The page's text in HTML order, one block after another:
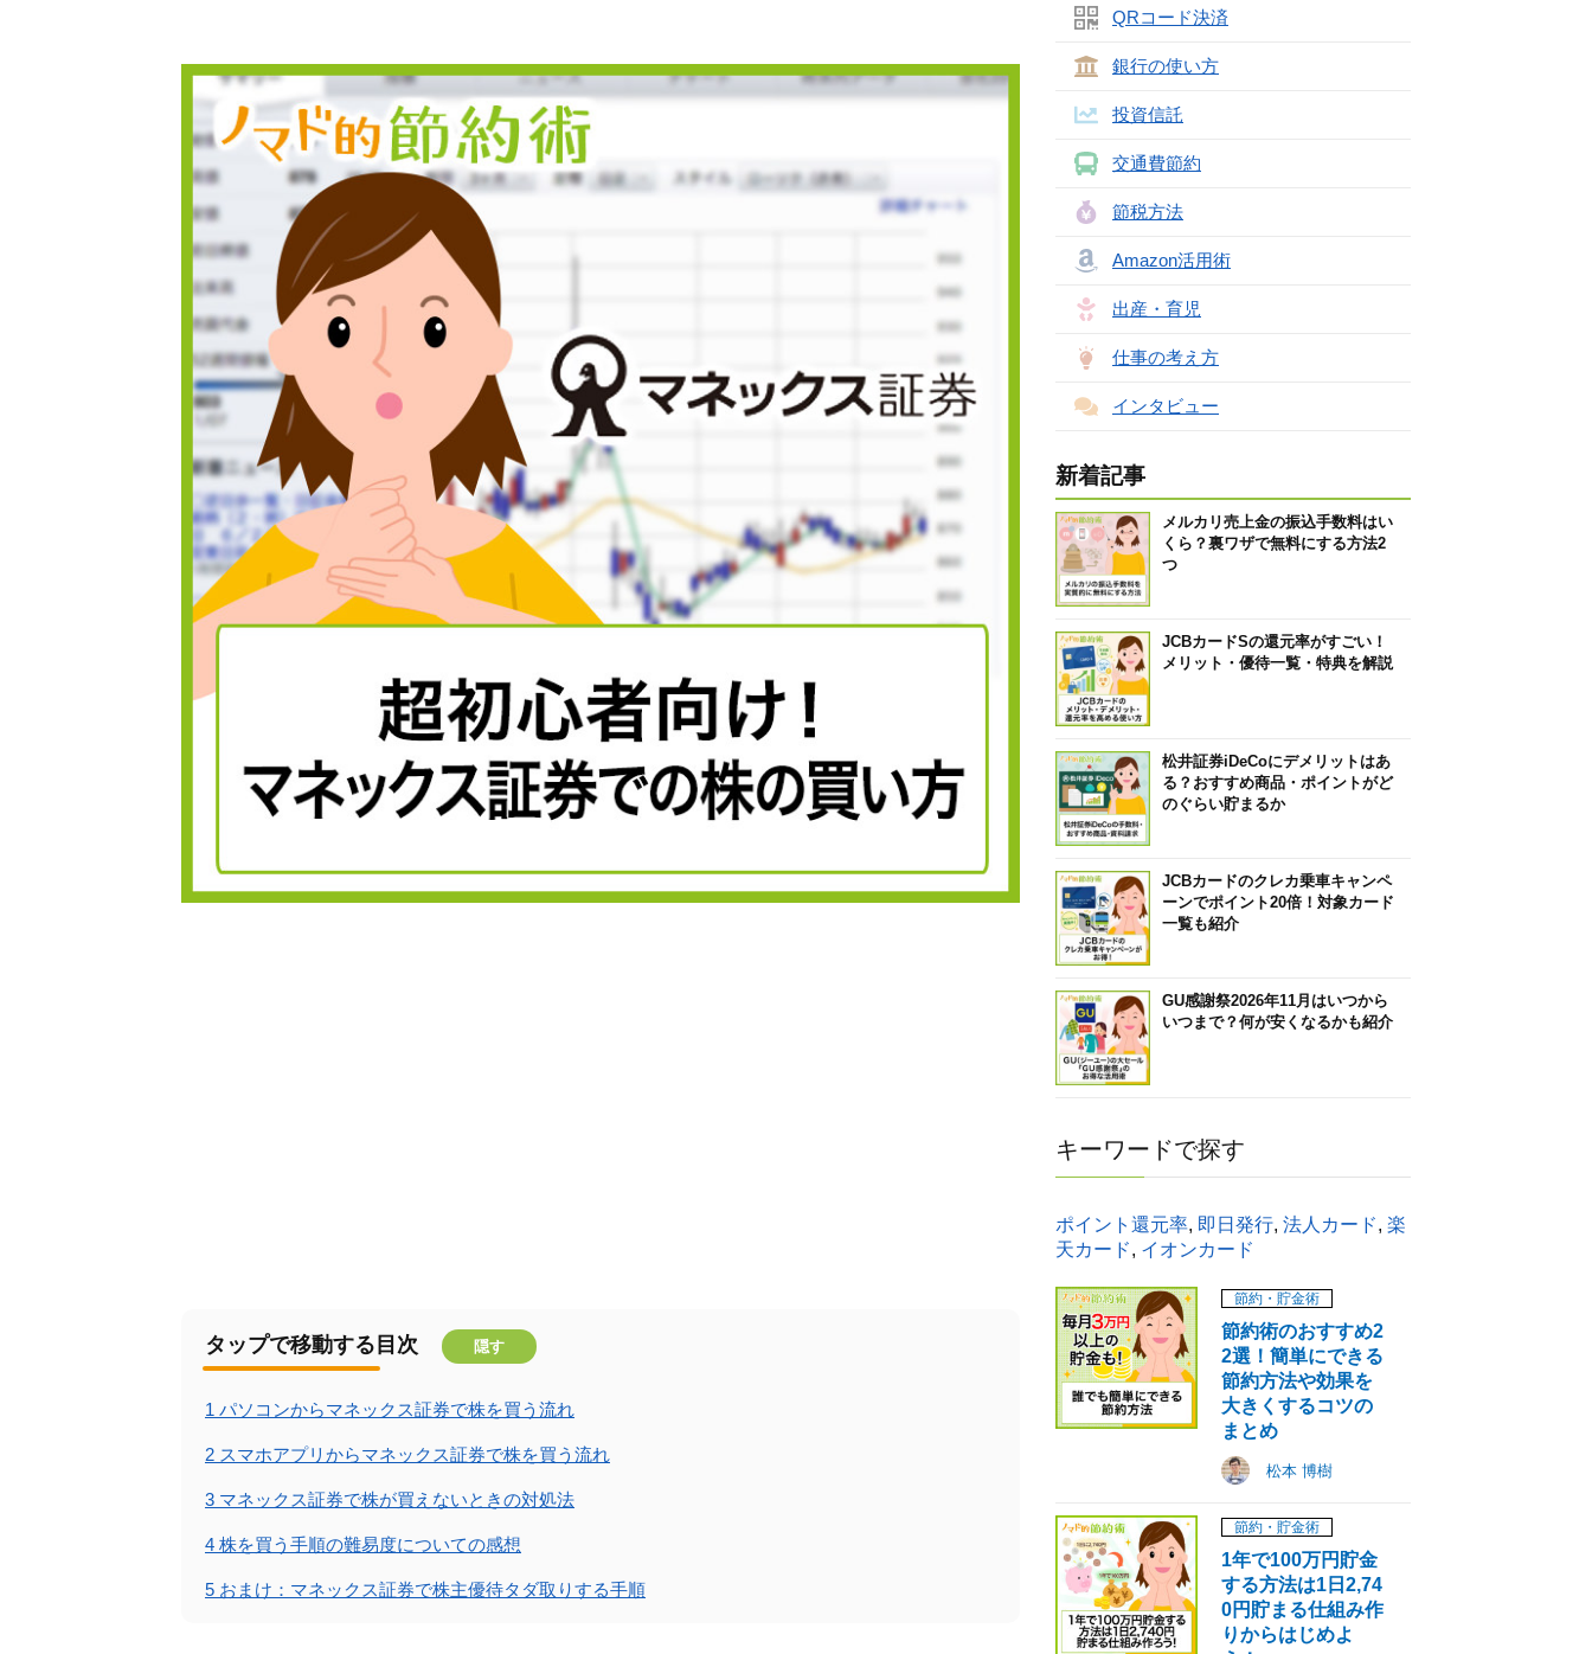
タップで移動する目次 隠す
1 パソコンからマネックス証券で株を買う流れ
2 スマホアプリからマネックス証券で株を買う流れ
3 マネックス証券で株が買えないときの対処法
4 株を買う手順の難易度についての感想
5 おまけ：マネックス証券で株主優待タダ取りする手順
QRコード決済
銀行の使い方
投資信託
交通費節約
節税方法
Amazon活用術
出産・育児
仕事の考え方
インタビュー
新着記事
メルカリ売上金の振込手数料はい
くら？裏ワザで無料にする方法2
つ
JCBカードSの還元率がすごい！
メリット・優待一覧・特典を解説
松井証券iDeCoにデメリットはあ
る？おすすめ商品・ポイントがど
のぐらい貯まるか
JCBカードのクレカ乗車キャンペ
ーンでポイント20倍！対象カード
一覧も紹介
GU感謝祭2026年11月はいつから
いつまで？何が安くなるかも紹介
キーワードで探す
ポイント還元率, 即日発行, 法人カード, 楽
天カード, イオンカード
節約・貯金術
節約術のおすすめ2
2選！簡単にできる
節約方法や効果を
大きくするコツの
まとめ
松本 博樹
節約・貯金術
1年で100万円貯金
する方法は1日2,74
0円貯まる仕組み作
りからはじめよ